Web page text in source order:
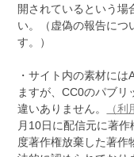
開されているという場
い。（虚偽の報告につ
す。）
・サイト内の素材に
ますが、CC0のパブリ
違いありません。
（
月10日に配信元に著
度著作権放棄した著作